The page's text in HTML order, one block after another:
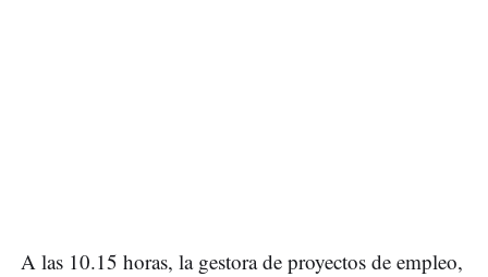
A las 10.15 horas, la gestora de proyectos de empleo,